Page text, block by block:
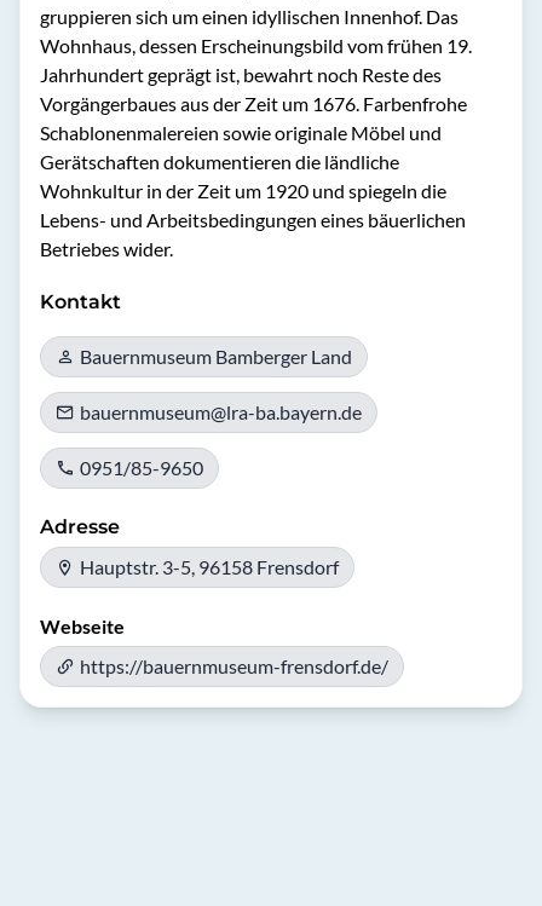
gruppieren sich um einen idyllischen Innenhof. Das
Wohnhaus, dessen Erscheinungsbild vom frühen 19.
Jahrhundert geprägt ist, bewahrt noch Reste des
Vorgängerbaues aus der Zeit um 1676. Farbenfrohe
Schablonenmalereien sowie originale Möbel und
Gerätschaften dokumentieren die ländliche
Wohnkultur in der Zeit um 1920 und spiegeln die
Lebens- und Arbeitsbedingungen eines bäuerlichen
Betriebes wider.
Kontakt
Bauernmuseum Bamberger Land
bauernmuseum@lra-ba.bayern.de
0951/85-9650
Adresse
Hauptstr. 3-5, 96158 Frensdorf
Webseite
https://bauernmuseum-frensdorf.de/